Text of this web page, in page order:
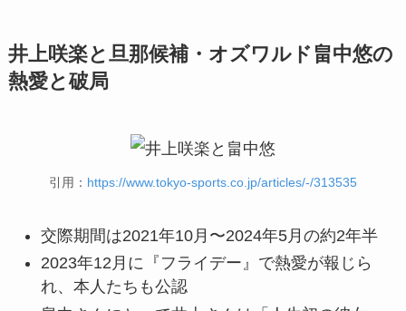
井上咲楽と旦那候補・オズワルド畠中悠の
熱愛と破局
引用： https://www.tokyo-sports.co.jp/articles/-/313535
交際期間は2021年10月〜2024年5月の約2年半
2023年12月に『フライデー』で熱愛が報じら
れ、本人たちも公認